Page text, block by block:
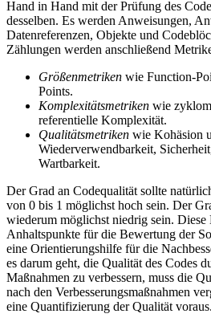
Hand in Hand mit der Prüfung des
desselben. Es werden Anweisungen,
Datenreferenzen, Objekte und
Zählungen werden anschließend
Größenmetriken wie Function-
Points.
Komplexitätsmetriken wie
referentielle Komplexität.
Qualitätsmetriken wie Kohäsion
Wiederverwendbarkeit,
Wartbarkeit.
Der Grad an Codequalität sollte
von 0 bis 1 möglichst hoch sein. Der
wiederum möglichst niedrig sein.
Anhaltspunkte für die Bewertung der
eine Orientierungshilfe für die
es darum geht, die Qualität des Codes
Maßnahmen zu verbessern, muss die
nach den Verbesserungsmaßnahmen
eine Quantifizierung der Qualität voraus.